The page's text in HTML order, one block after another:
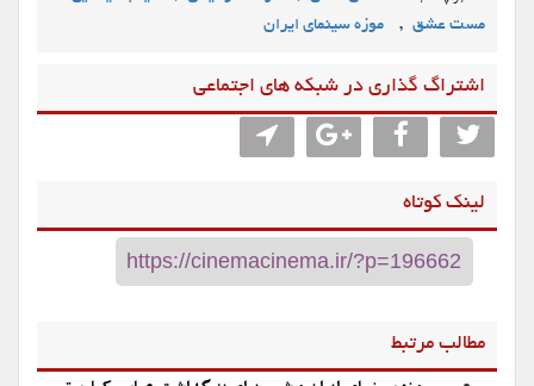
مست عشق , موزه سینمای ایران
اشتراگ گذاری در شبکه های اجتماعی
لینک کوتاه
مطالب مرتبط